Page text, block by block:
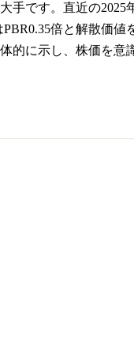
です。直近の2025
倍と解散価値
的に示し、株価を意